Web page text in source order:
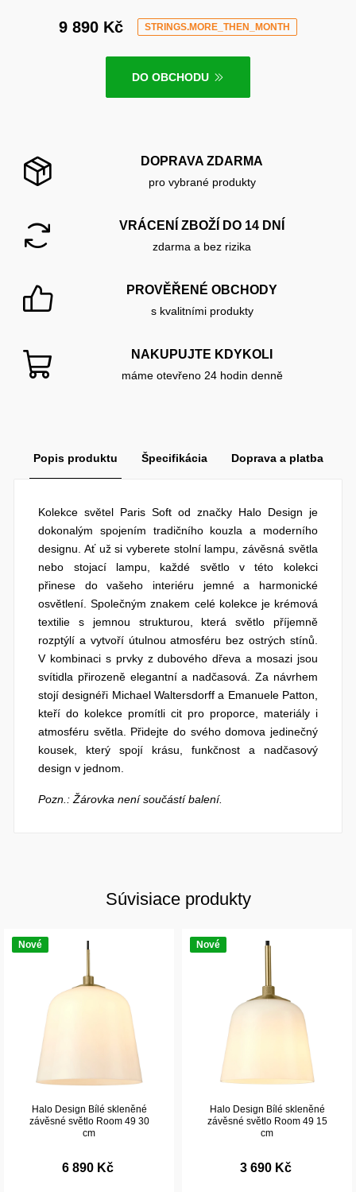
9 890 Kč STRINGS.MORE_THEN_MONTH
DO OBCHODU
DOPRAVA ZDARMA
pro vybrané produkty
VRÁCENÍ ZBOŽÍ DO 14 DNÍ
zdarma a bez rizika
PROVĚŘENÉ OBCHODY
s kvalitními produkty
NAKUPUJTE KDYKOLI
máme otevřeno 24 hodin denně
Popis produktu Špecifikácia Doprava a platba
Kolekce světel Paris Soft od značky Halo Design je
dokonalým spojením tradičního kouzla a moderního
designu. Ať už si vyberete stolní lampu, závěsná světla
nebo stojací lampu, každé světlo v této kolekci
přinese do vašeho interiéru jemné a harmonické
osvětlení. Společným znakem celé kolekce je krémová
textilie s jemnou strukturou, která světlo příjemně
rozptýlí a vytvoří útulnou atmosféru bez ostrých stínů.
V kombinaci s prvky z dubového dřeva a mosazi jsou
svítidla přirozeně elegantní a nadčasová. Za návrhem
stojí designéři Michael Waltersdorff a Emanuele Patton,
kteří do kolekce promítli cit pro proporce, materiály i
atmosféru světla. Přidejte do svého domova jedinečný
kousek, který spojí krásu, funkčnost a nadčasový
design v jednom.
Pozn.: Žárovka není součástí balení.
Súvisiace produkty
Nové
Halo Design Bílé skleněné
závěsné světlo Room 49 30
cm
6 890 Kč
Nové
Halo Design Bílé skleněné
závěsné světlo Room 49 15
cm
3 690 Kč